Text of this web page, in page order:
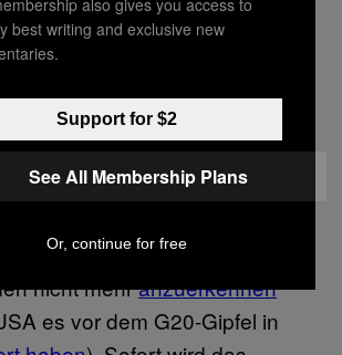
davon ist, das Pariser
Klimaschutz aus dem
implementieren, in dem
die Erderwärmung in
auf höchstens 1,5 bis 2
.
im Wahlkampf angekündigt,
nicht mehranzuerkennen
es vor dem G20-Gipfel in
best writing and exclusive new
Support for $2
See All Membership Plans
Or, continue for free